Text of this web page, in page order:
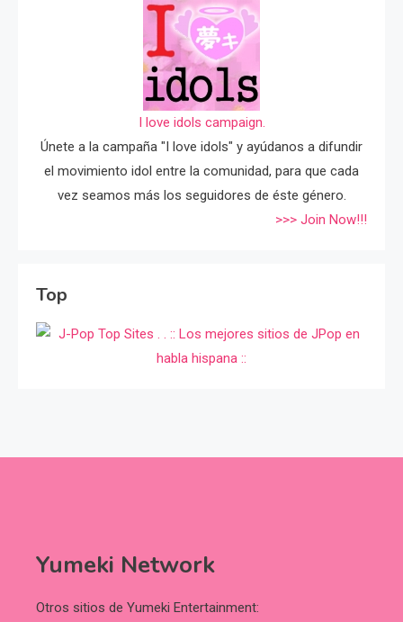
I love idols campaign.
Únete a la campaña "I love idols" y ayúdanos a difundir
el movimiento idol entre la comunidad, para que cada
vez seamos más los seguidores de éste género.
>>> Join Now!!!
Top
Yumeki Network
Otros sitios de Yumeki Entertainment: